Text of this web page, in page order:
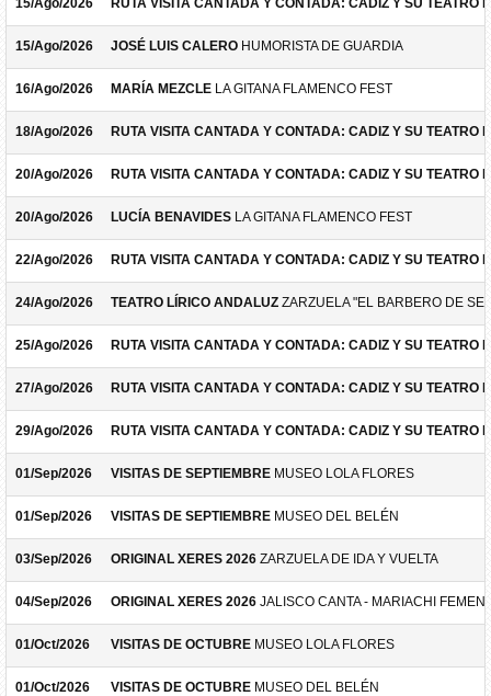
15/Ago/2026 RUTA VISITA CANTADA Y CONTADA: CADIZ Y SU TEATRO
15/Ago/2026 JOSÉ LUIS CALERO HUMORISTA DE GUARDIA
16/Ago/2026 MARÍA MEZCLE LA GITANA FLAMENCO FEST
18/Ago/2026 RUTA VISITA CANTADA Y CONTADA: CADIZ Y SU TEATRO
20/Ago/2026 RUTA VISITA CANTADA Y CONTADA: CADIZ Y SU TEATRO
20/Ago/2026 LUCÍA BENAVIDES LA GITANA FLAMENCO FEST
22/Ago/2026 RUTA VISITA CANTADA Y CONTADA: CADIZ Y SU TEATRO
24/Ago/2026 TEATRO LÍRICO ANDALUZ ZARZUELA "EL BARBERO DE
25/Ago/2026 RUTA VISITA CANTADA Y CONTADA: CADIZ Y SU TEATRO
27/Ago/2026 RUTA VISITA CANTADA Y CONTADA: CADIZ Y SU TEATRO
29/Ago/2026 RUTA VISITA CANTADA Y CONTADA: CADIZ Y SU TEATRO
01/Sep/2026 VISITAS DE SEPTIEMBRE MUSEO LOLA FLORES
01/Sep/2026 VISITAS DE SEPTIEMBRE MUSEO DEL BELÉN
03/Sep/2026 ORIGINAL XERES 2026 ZARZUELA DE IDA Y VUELTA
04/Sep/2026 ORIGINAL XERES 2026 JALISCO CANTA - MARIACHI
01/Oct/2026 VISITAS DE OCTUBRE MUSEO LOLA FLORES
01/Oct/2026 VISITAS DE OCTUBRE MUSEO DEL BELÉN